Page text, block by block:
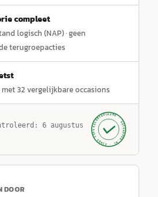
compleet
logisch (NAP)· geen
terugroepacties
met32 vergelijkbare occasions
6 augustus
GECONTROLEERD ·
AUTOKOPEN.NL
· SINDS 1999 ·
DOOR